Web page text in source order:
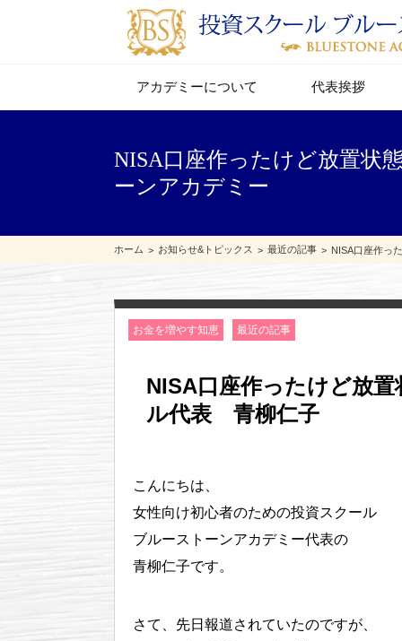
アカデミーについて 代表挨拶
NISA口座作ったけど放置状
ーンアカデミー
ホーム お知らせ&トピックス 最近の記事 NISA口座作っ
お金を増やす知恵 最近の記事
NISA口座作ったけど放
ル代表 青柳仁子
こんにちは、
女性向け初心者のための投資スクール
ブルーストーンアカデミー代表の
青柳仁子です。
さて、先日報道されていたのですが、